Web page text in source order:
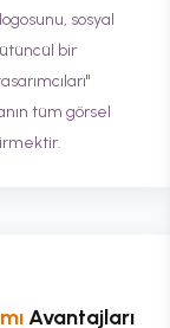
sosyal
bir
tüm görsel
Avantajları